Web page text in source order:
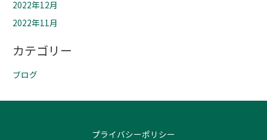
2022年12月
2022年11月
カテゴリー
ブログ
プライバシーポリシー